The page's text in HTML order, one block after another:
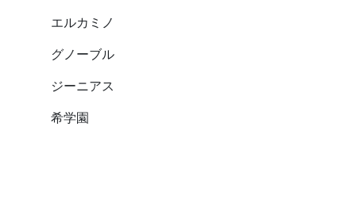
エルカミノ
グノーブル
ジーニアス
希学園